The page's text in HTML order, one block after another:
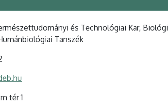
és Technológiai Kar,
Tanszék
tér 1